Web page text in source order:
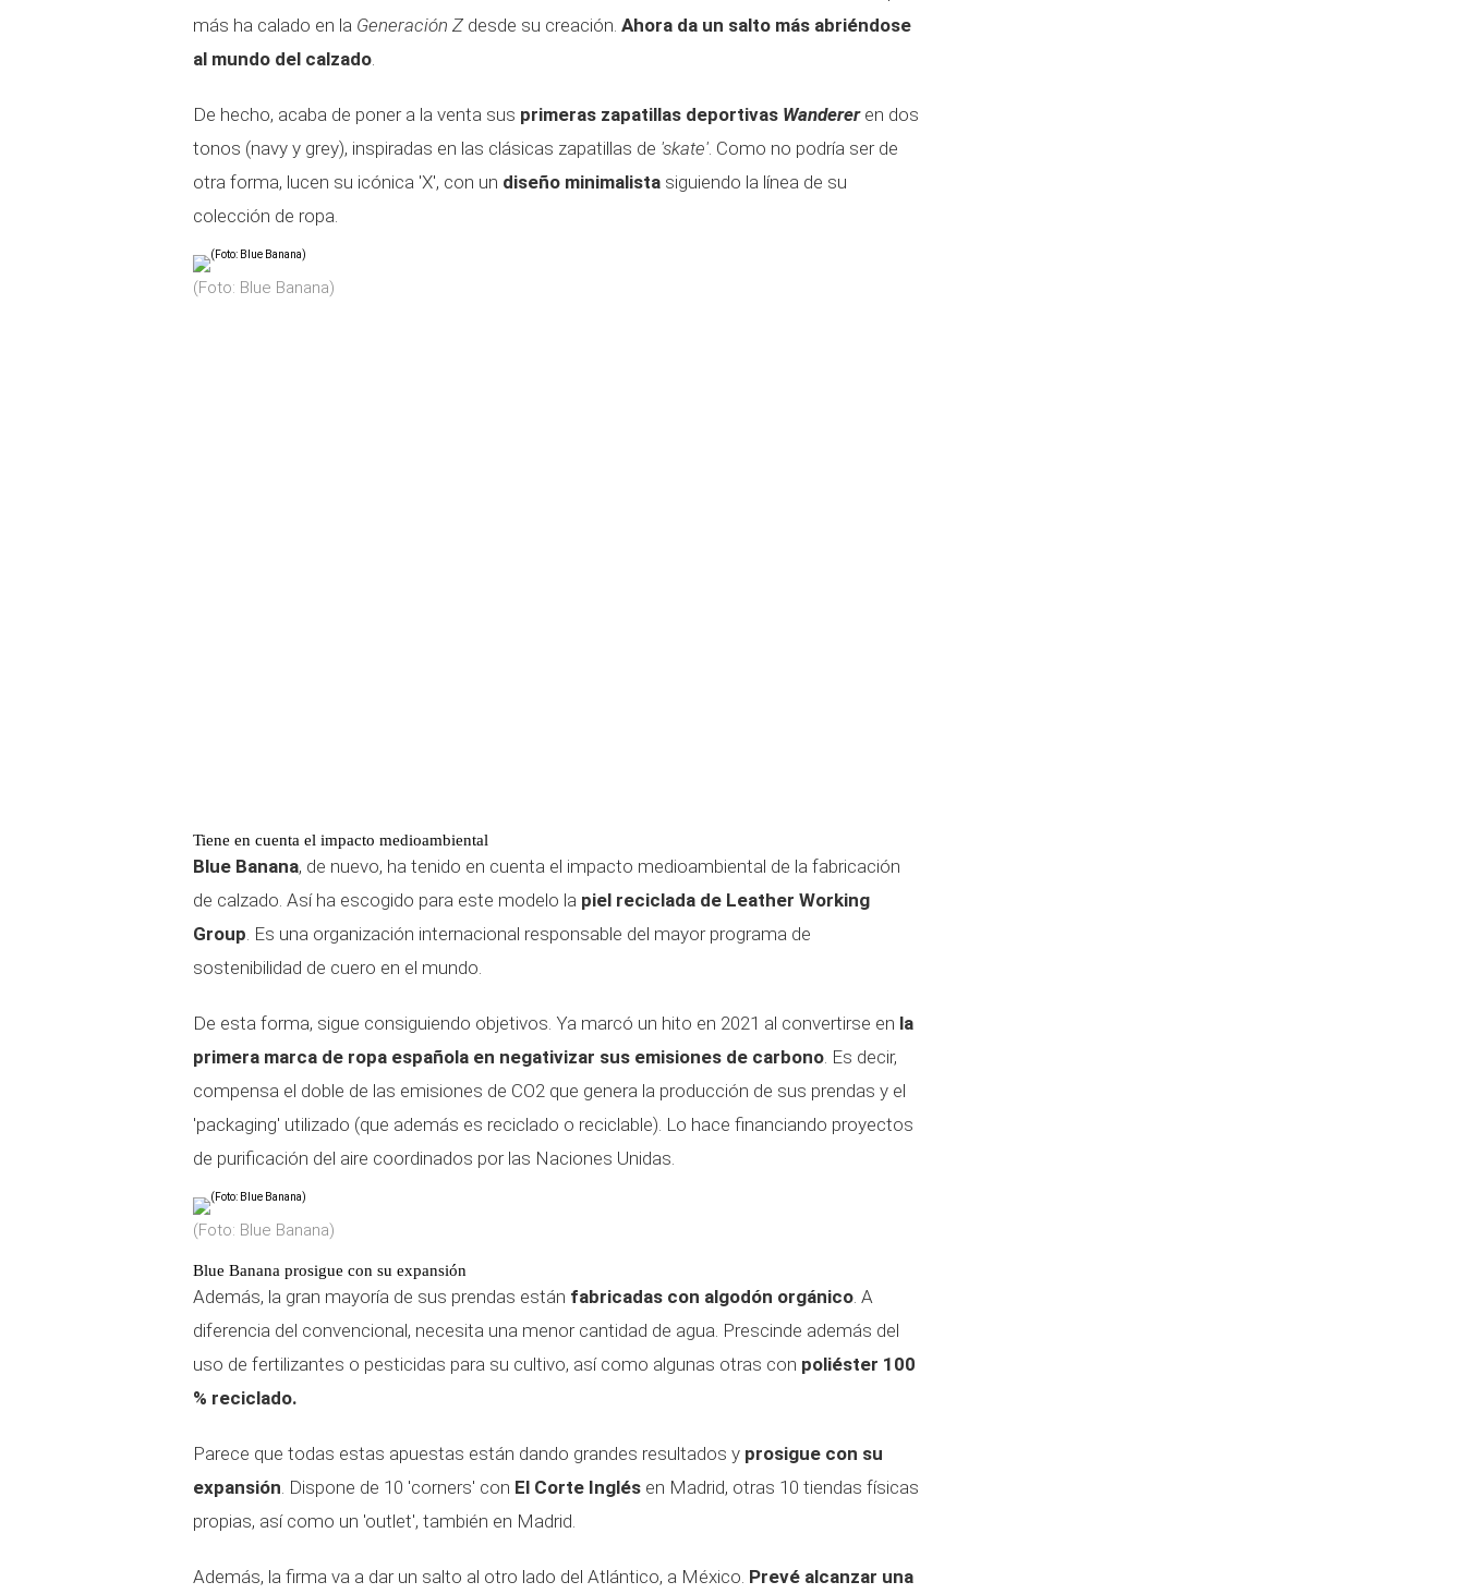
más ha calado en la Generación Z desde su creación. Ahora da un salto más abriéndose
al mundo del calzado.
De hecho, acaba de poner a la venta sus primeras zapatillas deportivas Wandereren dos
tonos (navy y grey), inspiradas en las clásicas zapatillas de 'skate'. Como no podría ser de
otra forma, lucen su icónica 'X', con un diseño minimalista siguiendo la línea de su
colección de ropa.
(Foto: Blue Banana)
Tiene en cuenta el impacto medioambiental
Blue Banana, de nuevo, ha tenido en cuenta el impacto medioambiental de la fabricación
de calzado. Así ha escogido para este modelo la piel reciclada de Leather Working
Group. Es una organización internacional responsable del mayor programa de
sostenibilidad de cuero en el mundo.
De esta forma, sigue consiguiendo objetivos. Ya marcó un hito en 2021 al convertirse en la
primera marca de ropa española en negativizar sus emisiones de carbono. Es decir,
compensa el doble de las emisiones de CO2 que genera la producción de sus prendas y el
'packaging' utilizado (que además es reciclado o reciclable). Lo hace financiando proyectos
de purificación del aire coordinados por las Naciones Unidas.
(Foto: Blue Banana)
Blue Banana prosigue con su expansión
Además, la gran mayoría de sus prendas están fabricadas con algodón orgánico. A
diferencia del convencional, necesita una menor cantidad de agua. Prescinde además del
uso de fertilizantes o pesticidas para su cultivo, así como algunas otras con poliéster 100
% reciclado.
Parece que todas estas apuestas están dando grandes resultados y prosigue con su
expansión. Dispone de 10 'corners' con El Corte Inglés en Madrid, otras 10 tiendas físicas
propias, así como un 'outlet', también en Madrid.
Además, la firma va a dar un salto al otro lado del Atlántico, a México. Prevé alcanzar una